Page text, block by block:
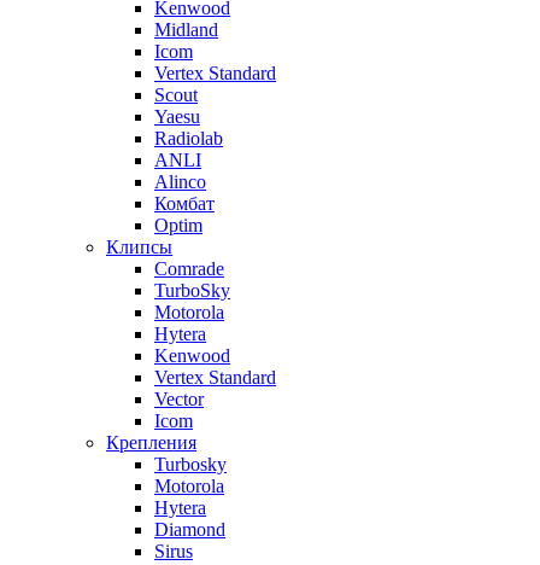
Kenwood
Midland
Icom
Vertex Standard
Scout
Yaesu
Radiolab
ANLI
Alinco
Комбат
Optim
Клипсы
Comrade
TurboSky
Motorola
Hytera
Kenwood
Vertex Standard
Vector
Icom
Крепления
Turbosky
Motorola
Hytera
Diamond
Sirus